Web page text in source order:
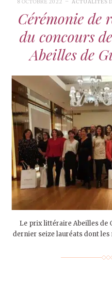
8 OCTOBRE 2022 ACTUALITÉS
Cérémonie de
du concours
Abeilles de
Le prix littéraire Abeilles de
dernier seize lauréats dont